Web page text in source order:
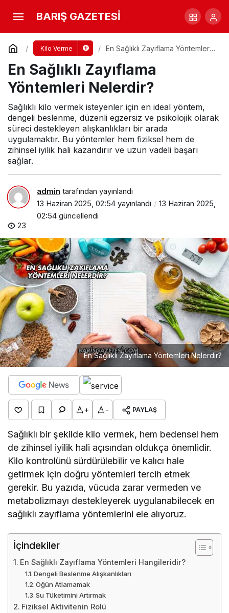
BARIŞ GAZETESİ
Kilo Verme
En Sağlıklı Zayıflama Yöntemleri
En Sağlıklı Zayıflama
Yöntemleri Nelerdir?
Sağlıklı kilo vermek isteyenler için en ideal yöntem,
dengeli beslenme, düzenli egzersiz ve psikolojik olarak
süreci destekleyen alışkanlıkları bir arada
uygulamaktır. Bu yöntemler hem fiziksel hem de
zihinsel iyilik hali kazandırır ve uzun vadeli başarı
sağlar.
admin tarafından yayınlandı
13 Haziran 2025, 02:54 yayınlandı
13 Haziran 2025,
02:54 güncellendi
23
En Sağlıklı Zayıflama Yöntemleri Nelerdir?
+ - PAYLAŞ
Sağlıklı bir şekilde kilo vermek, hem bedensel hem
de zihinsel iyilik hali açısından oldukça önemlidir.
Kilo kontrolünü sürdürülebilir ve kalıcı hale
getirmek için doğru yöntemleri tercih etmek
gerekir. Bu yazıda, vücuda zarar vermeden ve
metabolizmayı destekleyerek uygulanabilecek en
sağlıklı zayıflama yöntemlerini ele alıyoruz.
İçindekiler
En Sağlıklı Zayıflama Yöntemleri Hangileridir?
Dengeli Beslenme Alışkanlıkları
Öğün Atlamamak
Su Tüketimini Artırmak
Fiziksel Aktivitenin Rolü
En Sağlıklı Zayıflama Yöntemleri Nelerdir?
Yorum Yap